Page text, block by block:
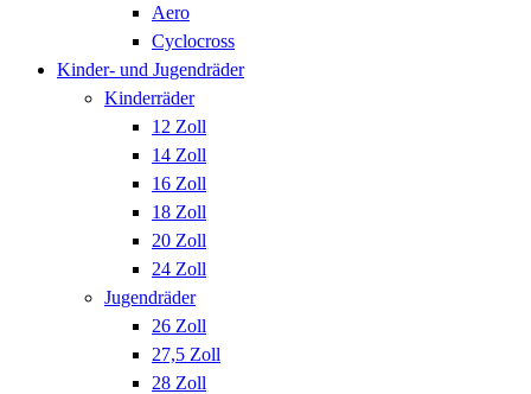
Aero
Cyclocross
Kinder- und Jugendräder
Kinderräder
12 Zoll
14 Zoll
16 Zoll
18 Zoll
20 Zoll
24 Zoll
Jugendräder
26 Zoll
27,5 Zoll
28 Zoll